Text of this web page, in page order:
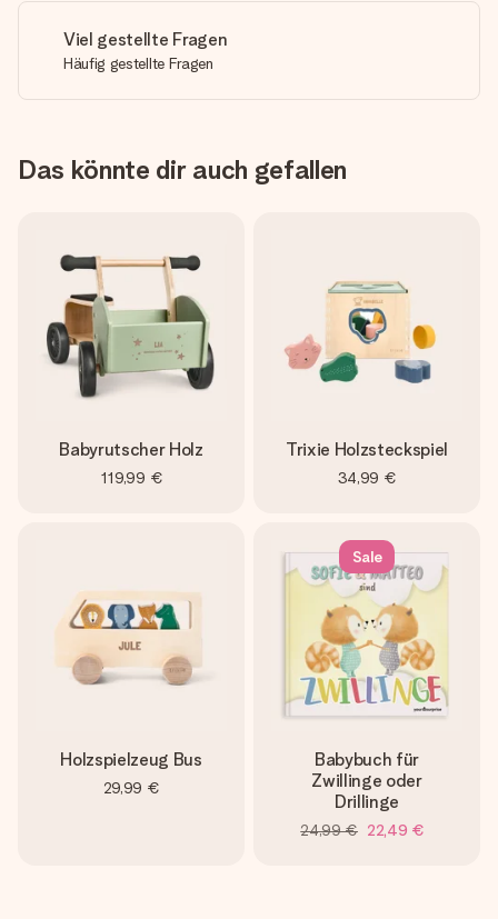
Viel gestellte Fragen
Häufig gestellte Fragen
Das könnte dir auch gefallen
Babyrutscher Holz
119,99 €
Trixie Holzsteckspiel
34,99 €
Holzspielzeug Bus
29,99 €
Sale
Babybuch für
Zwillinge oder
Drillinge
24,99 € 22,49 €